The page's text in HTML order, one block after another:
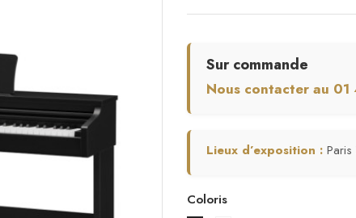
Sur commande
Nous contacter au
Lieux d’exposition : Paris
Coloris